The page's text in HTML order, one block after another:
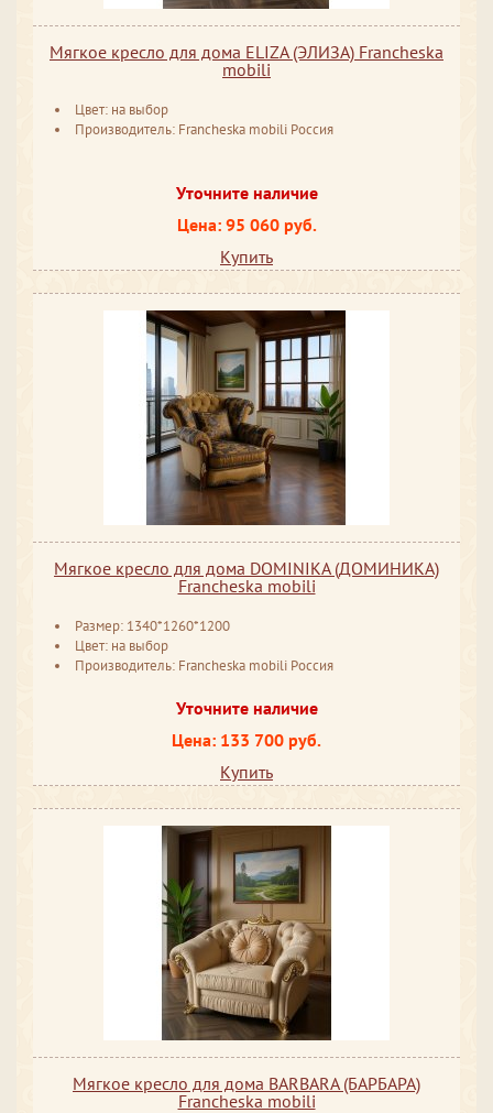
Мягкое кресло для дома ELIZA (ЭЛИЗА) Francheska
mobili
Цвет: на выбор
Производитель: Francheska mobili Россия
Уточните наличие
Цена: 95 060 руб.
Купить
Мягкое кресло для дома DOMINIKA (ДОМИНИКА)
Francheska mobili
Размер: 1340*1260*1200
Цвет: на выбор
Производитель: Francheska mobili Россия
Уточните наличие
Цена: 133 700 руб.
Купить
Мягкое кресло для дома BARBARA (БАРБАРА)
Francheska mobili